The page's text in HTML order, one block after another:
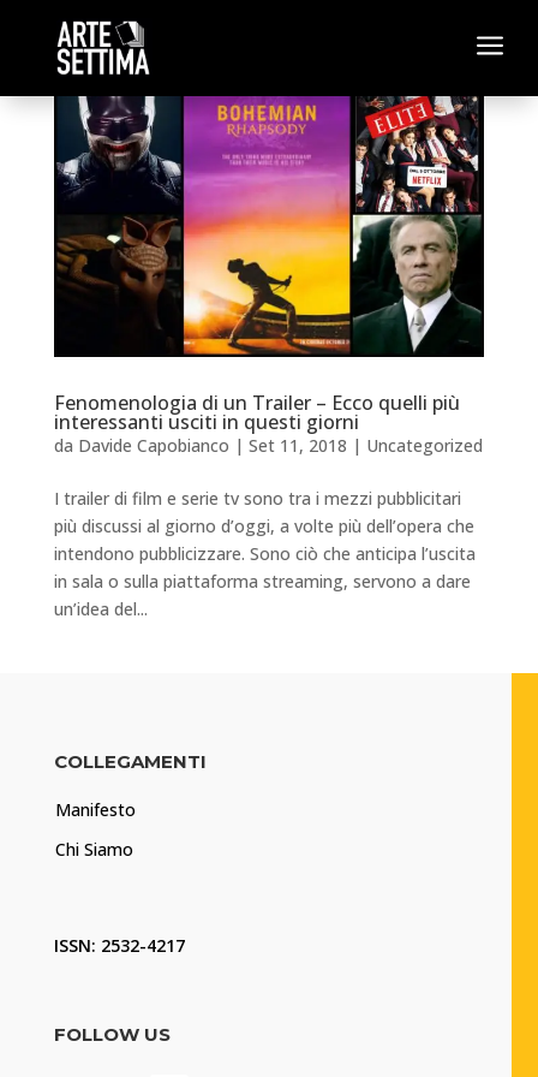
a
Fenomenologia di un Trailer – Ecco quelli più
interessanti usciti in questi giorni
da Davide Capobianco | Set 11, 2018 | Uncategorized
I trailer di film e serie tv sono tra i mezzi pubblicitari
più discussi al giorno d’oggi, a volte più dell’opera che
intendono pubblicizzare. Sono ciò che anticipa l’uscita
in sala o sulla piattaforma streaming, servono a dare
un’idea del...
COLLEGAMENTI
Manifesto
Chi Siamo
ISSN: 2532-4217
FOLLOW US